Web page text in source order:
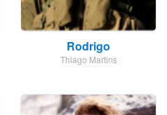
Rodrigo
Thiago Martins